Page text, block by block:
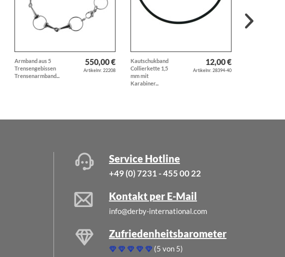
Armband aus 5
Trensengebissen
Trensenarmband...
550,00 €
Artikelnr. 22208
Kautschukband
Collierkette 1,5
mm mit
Karabiner...
12,00 €
Artikelnr. 28394-40
Service Hotline
+49 (0) 7231 - 455 00 22
Kontakt per E-Mail
info@derby-international.com
Zufriedenheitsbarometer
(5 von 5)